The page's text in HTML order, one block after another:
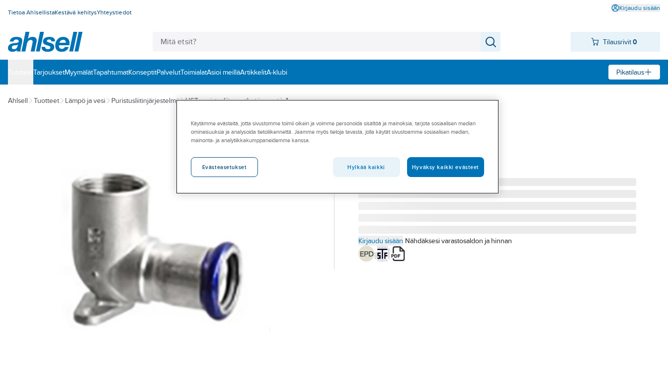
Tietoa AhlsellistaKestävä kehitysYhteystiedot
Kirjaudu sisään
Tilausrivit0
‎TarjouksetMyymälätTapahtumatKonseptitPalvelutToimialatAsioi meilläArtikkelitA-klubi Pikatilaus
Ahlsell Tuotteet Lämpö ja vesi Puristusliitinjärjestelmä HST puristusliitosputket ja -osat A-press
A-COLLECTION
Hanakulma A-press HST M
1288144
Toimittajan tuotenumero: 1446820
Kirjaudu sisään Nähdäksesi varastosaldon ja hinnan
Käytämme evästeitä, jotta sivustomme toimii oikein ja voimme personoida sisältöä ja mainoksia, tarjota sosiaalisen median
ominaisuuksia ja analysoida tietoliikennettä. Jaamme myös tietoja tavasta, jolla käytät sivustoamme sosiaalisen median,
mainonta- ja analytiikkakumppaneidemme kanssa.
Evästeasetukset Hylkää kaikki Hyväksy kaikki evästeet